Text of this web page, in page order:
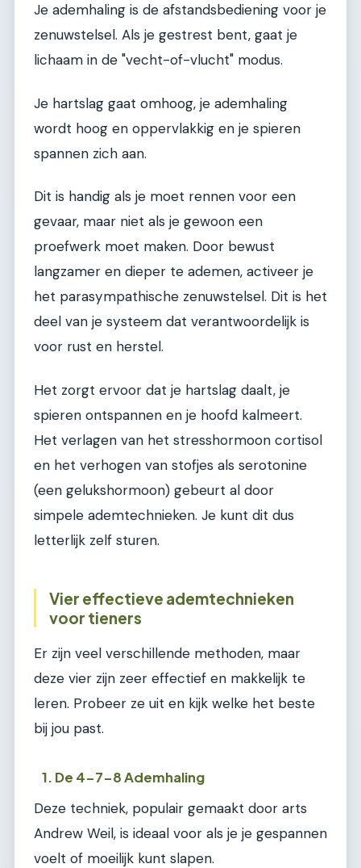
Je ademhaling is de afstandsbediening voor je
zenuwstelsel. Als je gestrest bent, gaat je
lichaam in de "vecht-of-vlucht" modus.
Je hartslag gaat omhoog, je ademhaling
wordt hoog en oppervlakkig en je spieren
spannen zich aan.
Dit is handig als je moet rennen voor een
gevaar, maar niet als je gewoon een
proefwerk moet maken. Door bewust
langzamer en dieper te ademen, activeer je
het parasympathische zenuwstelsel. Dit is het
deel van je systeem dat verantwoordelijk is
voor rust en herstel.
Het zorgt ervoor dat je hartslag daalt, je
spieren ontspannen en je hoofd kalmeert.
Het verlagen van het stresshormoon cortisol
en het verhogen van stofjes als serotonine
(een gelukshormoon) gebeurt al door
simpele ademtechnieken. Je kunt dit dus
letterlijk zelf sturen.
Vier effectieve ademtechnieken
voor tieners
Er zijn veel verschillende methoden, maar
deze vier zijn zeer effectief en makkelijk te
leren. Probeer ze uit en kijk welke het beste
bij jou past.
1. De 4-7-8 Ademhaling
Deze techniek, populair gemaakt door arts
Andrew Weil, is ideaal voor als je je gespannen
voelt of moeilijk kunt slapen.